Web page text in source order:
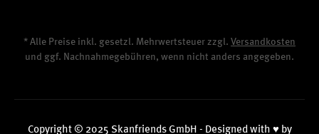
* Alle Preise inkl. gesetzl. Mehrwertsteuer zzgl. Versandkosten
und ggf. Nachnahmegebühren, wenn nicht anders angegeben.
Copyright © 2025 Skanfriends GmbH - Designed with ♥ by